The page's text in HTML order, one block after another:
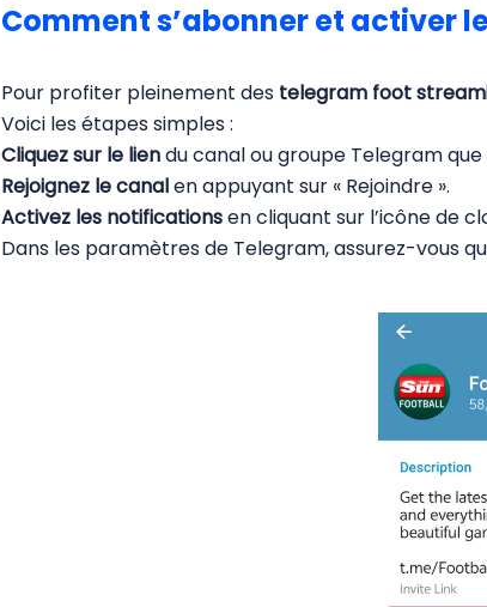
Comment s’abonner et activer
Pour profiter pleinement des telegram foot
Voici les étapes simples :
Cliquez sur le liendu canal ou groupe Telegram que
Rejoignez le canalen appuyant sur « Rejoindre ».
Activez les notificationsen cliquant sur l’icône de
Dans les paramètres de Telegram, assurez-vous